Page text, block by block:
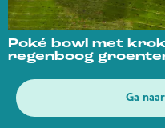
Poké bowl met
regenboog
Ga